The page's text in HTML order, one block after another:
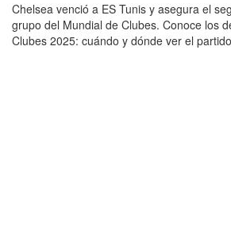
Chelsea venció a ES Tunis y asegura el
grupo del Mundial de Clubes. Conoce los
Clubes 2025: cuándo y dónde ver el